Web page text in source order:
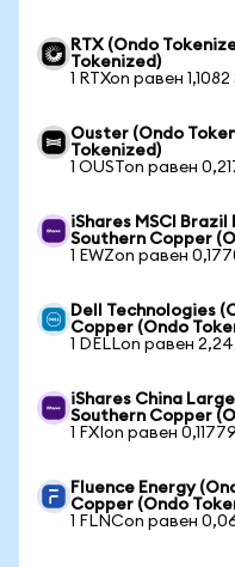
RTX (Ondo
Tokenized)
1 RTXon равен
Ouster (Ondo
Tokenized)
1 OUSTon равен
iShares MSCI Brazil
Southern Copper
1 EWZon равен
Dell Technologies
Copper (Ondo
1 DELLon равен
iShares China
Southern Copper
1 FXIon равен
Fluence Energy
Copper (Ondo
1 FLNCon равен